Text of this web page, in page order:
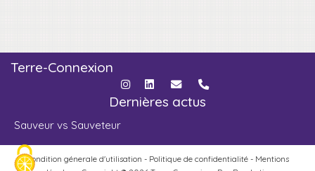
Terre-Connexion
Dernières actus
Sauveur vs Sauveteur
Condition génerale d'utilisation - Politique de confidentialité- Mentions